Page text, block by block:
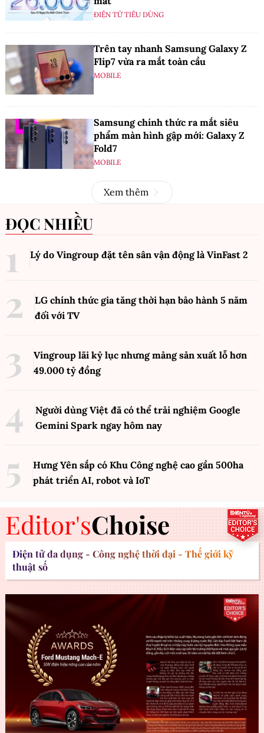
ĐIỆN TỬ TIÊU DÙNG
Trên tay nhanh Samsung Galaxy Z
Flip7 vừa ra mắt toàn cầu
MOBILE
Samsung chính thức ra mắt siêu
phẩm màn hình gập mới: Galaxy Z
Fold7
MOBILE
Xem thêm
ĐỌC NHIỀU
Lý do Vingroup đặt tên sân vận động là VinFast 2
LG chính thức gia tăng thời hạn bảo hành 5 năm
đối với TV
Vingroup lãi kỷ lục nhưng mảng sản xuất lỗ hơn
49.000 tỷ đồng
Người dùng Việt đã có thể trải nghiệm Google
Gemini Spark ngay hôm nay
Hưng Yên sắp có Khu Công nghệ cao gần 500ha
phát triển AI, robot và IoT
Editor'sChoise
Điện tử đa dụng - Công nghệ thời đại - Thế giới kỹ
thuật số